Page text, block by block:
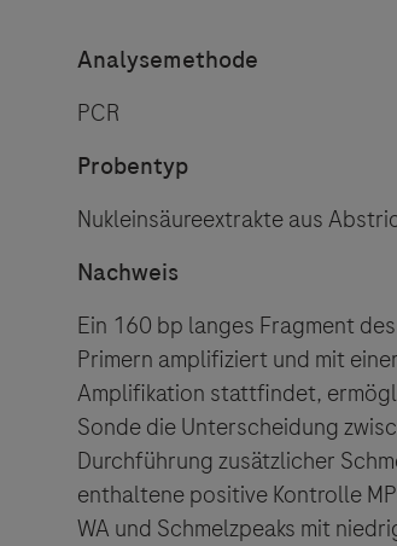
Analysemethode
PCR
Probentyp
Nukleinsäureextrakte aus
Nachweis
Ein 160 bp langes Fragment
Primern amplifiziert und mit
Amplifikation stattfindet,
Sonde die Unterscheidung
Durchführung zusätzlicher
enthaltene positive Kontrolle
WA und Schmelzpeaks mit